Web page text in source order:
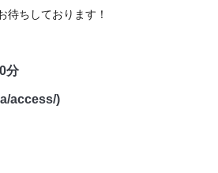
ちしております！
分
access/)